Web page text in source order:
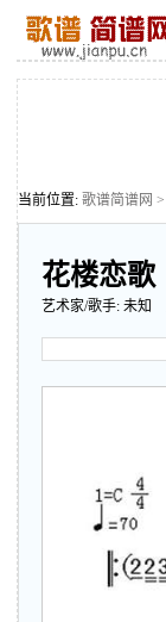
当前位置: 歌谱简谱网 >
花楼恋歌
艺术家/歌手: 未知